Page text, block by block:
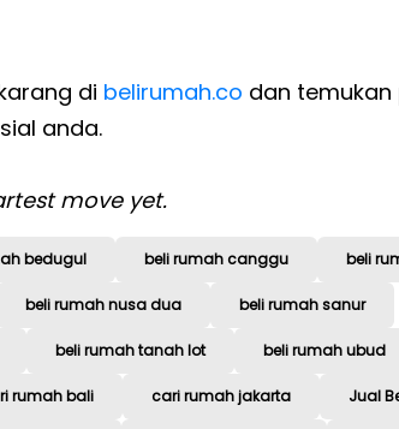
di belirumah.co dan
anda.
move yet.
bedugul beli rumah canggu beli
beli rumah nusa dua beli rumah sanur
beli rumah tanah lot beli rumah ubud
rumah bali cari rumah jakarta Jual